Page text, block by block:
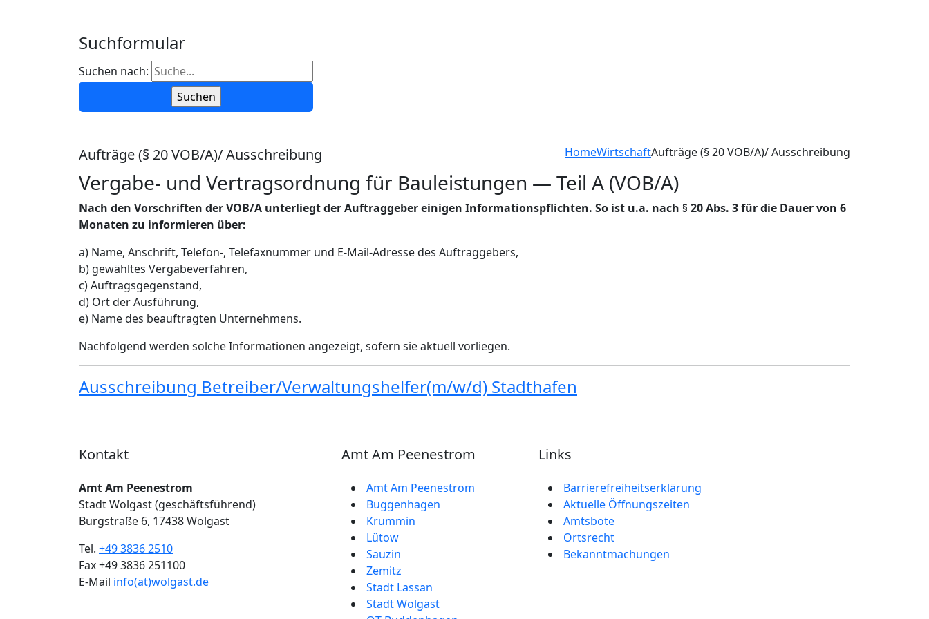
Suchformular
Suchen nach:
Aufträge (§ 20 VOB/A)/ Ausschreibung HomeWirtschaftAufträge (§ 20 VOB/A)/ Ausschreibung
Vergabe- und Vertragsordnung für Bauleistungen — Teil A (VOB/A)
Nach den Vorschriften der VOB/A unterliegt der Auftraggeber einigen Informationspflichten. So ist u.a. nach § 20 Abs. 3 für die Dauer von 6
Monaten zu informieren über:
a) Name, Anschrift, Telefon-, Telefaxnummer und E-Mail-Adresse des Auftraggebers,
b) gewähltes Vergabeverfahren,
c) Auftragsgegenstand,
d) Ort der Ausführung,
e) Name des beauftragten Unternehmens.
Nachfolgend werden solche Informationen angezeigt, sofern sie aktuell vorliegen.
Ausschreibung Betreiber/Verwaltungshelfer(m/w/d) Stadthafen
Kontakt
Amt Am Peenestrom
Stadt Wolgast (geschäftsführend)
Burgstraße 6, 17438 Wolgast
Tel. +49 3836 2510
Fax +49 3836 251100
E-Mail info(at)wolgast.de
Amt Am Peenestrom
Amt Am Peenestrom
Buggenhagen
Krummin
Lütow
Sauzin
Zemitz
Stadt Lassan
Stadt Wolgast
Links
Barrierefreiheitserklärung
Aktuelle Öffnungszeiten
Amtsbote
Ortsrecht
Bekannt­machungen